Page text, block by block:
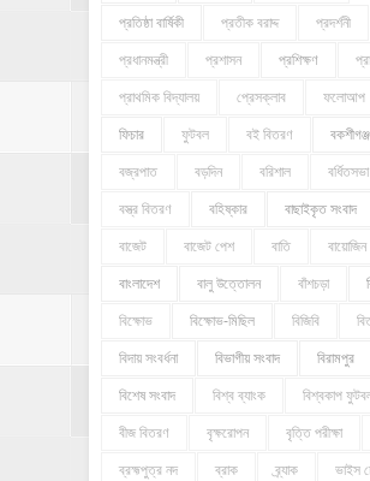
প্রতিষ্ঠা বার্ষিকী প্রতীক বরাদ্দ প্রদর্শনী
প্রধানমন্ত্রী প্রশাসন প্রশিক্ষণ
প্রাথমিক বিদ্যালয় প্রেসক্লাব ফলোআপ
ফিচার ফুটবল বই বিতরণ বকশীগঞ্জ
বজ্রপাত বড়দিন বরিশাল বর্ধিতসভা
বস্ত্র বিতরণ বহিষ্কার বাছাইকৃত সংবাদ
বাজেট বাজেট পেশ বাতি বায়োজিন
বাংলাদেশ বালু উত্তোলন বাঁশচড়া
বিক্ষোভ বিক্ষোভ-মিছিল বিজিবি
বিদায় সংবর্ধনা বিভাগীয় সংবাদ বিরামপুর
বিশেষ সংবাদ বিশ্ব ব্যাংক বিশ্বকাপ
বীজ বিতরণ বৃক্ষরোপন বৃত্তি পরীক্ষা
ব্রহ্মপুত্র নদ ব্রাক ব্র্যাক ভাইস